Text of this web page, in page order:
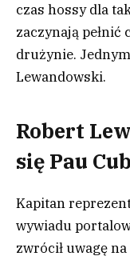
czas hossy dla
zaczynają
drużynie.
Lewandowski.
Robert
się Pau
Kapitan
wywiadu
zwrócił uwagę